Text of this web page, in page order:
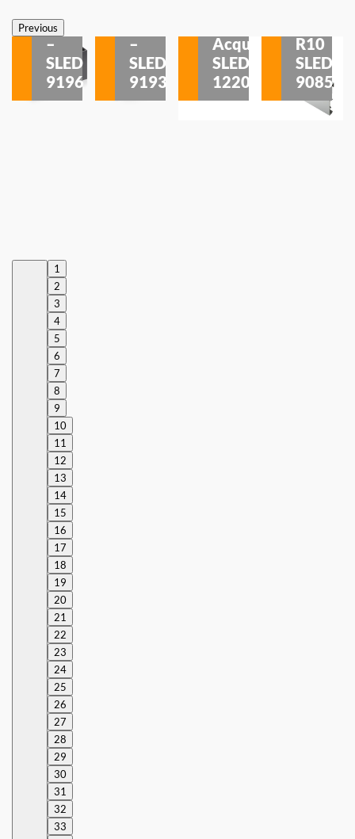
PreviousSobrepor
–
SLED
9196
–
SLED
9193
Acqua
SLED
1220
R10
SLED
9085
1
2
3
4
5
6
7
8
9
10
11
12
13
14
15
16
17
18
19
20
21
22
23
24
25
26
27
28
29
30
31
32
33